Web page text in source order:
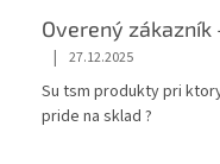
Overený zákazník
| 27.12.2025
Su tsm produkty pri
pride na sklad ?